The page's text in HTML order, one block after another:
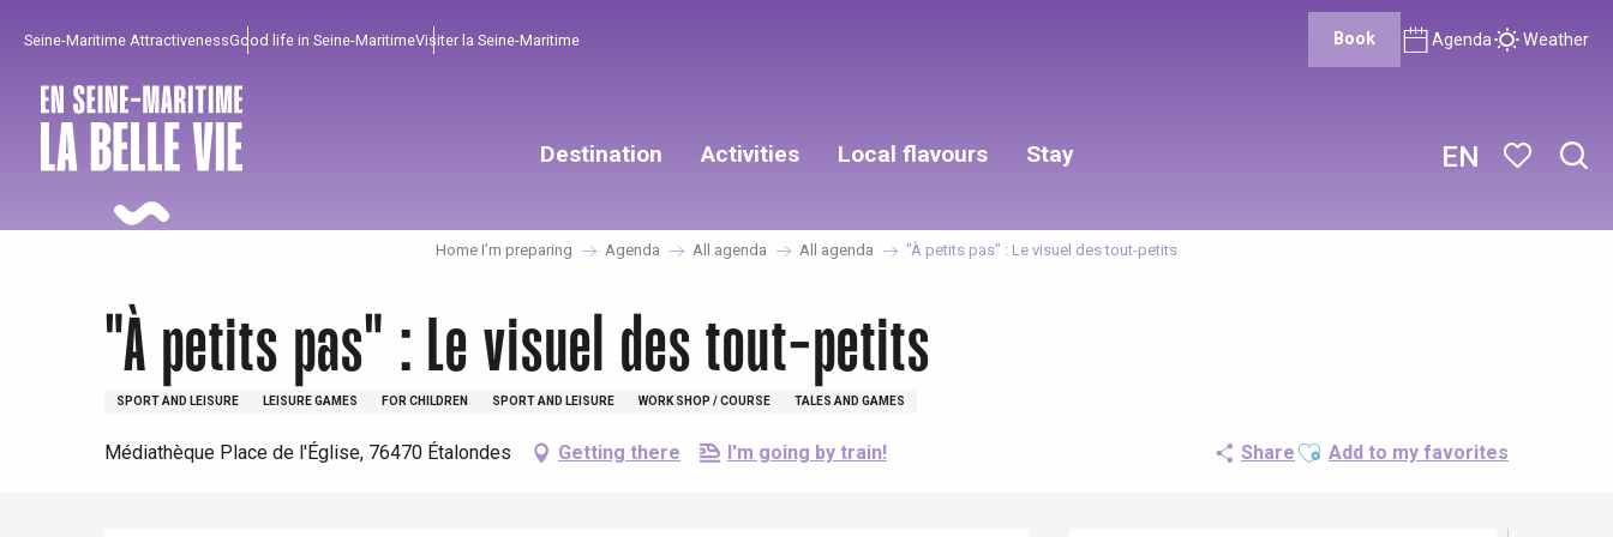
principal
EN
Seine-Maritime AttractivenessGood life in Seine-MaritimeVisiter la Seine-Maritime Book Agenda Weather
Destination Activities
To enjoy
All agenda
Local flavours
Must-sees
Trendy places
Stay
From our region !
Seaside breaks
Home I’m preparing Agenda All agenda All agenda "À petits pas" : Le visuel des tout-petits
"À petits pas" : Le visuel des tout-petits
SPORT AND LEISURE LEISURE GAMES FOR CHILDREN SPORT AND LEISURE WORK SHOP / COURSE TALES AND GAMES
Médiathèque Place de l'Église, 76470 Étalondes Getting there I'm going by train! Share Ajouter aux favoris
Add to my favorites